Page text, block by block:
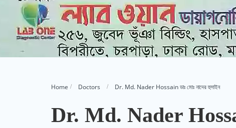
Home Doctors Dr. Md. Nader Hossain ডাঃ মোঃ নাদের হুসাইন
Dr. Md. Nader